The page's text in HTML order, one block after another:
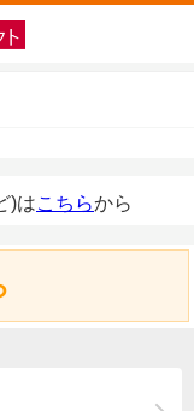
)はこちらから